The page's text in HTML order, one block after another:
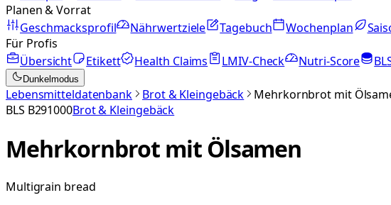
Planen & Vorrat
Geschmacksprofil
Nährwertziele Tagebuch Wochenplan
Für Profis
Übersicht
Etikett Health Claims LMIV-Check Nutri-Score
Dunkelmodus
Lebensmitteldatenbank Brot & Kleingebäck
Mehrkornbrot mit
BLS B291000Brot & Kleingebäck
Mehrkornbrot mit Ölsamen
Multigrain bread